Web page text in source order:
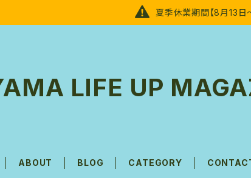
夏季休業期間【8月13日
LIFE UP
ABOUT BLOG CATEGORY